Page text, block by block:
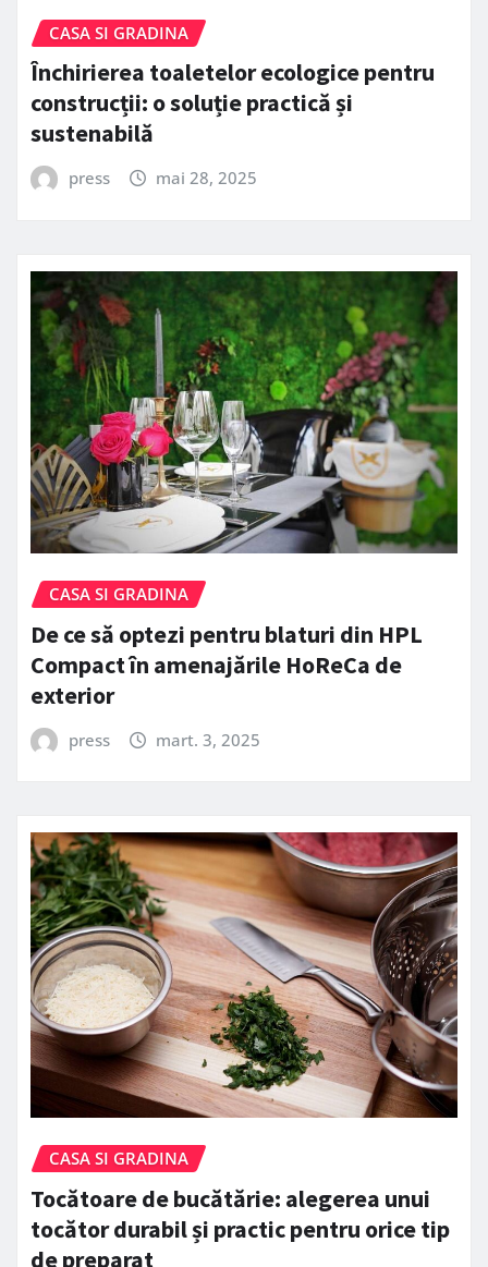
CASA SI GRADINA
Închirierea toaletelor ecologice pentru
construcții: o soluție practică și
sustenabilă
press mai 28, 2025
CASA SI GRADINA
De ce să optezi pentru blaturi din HPL
Compact în amenajările HoReCa de
exterior
press mart. 3, 2025
CASA SI GRADINA
Tocătoare de bucătărie: alegerea unui
tocător durabil și practic pentru orice tip
de preparat